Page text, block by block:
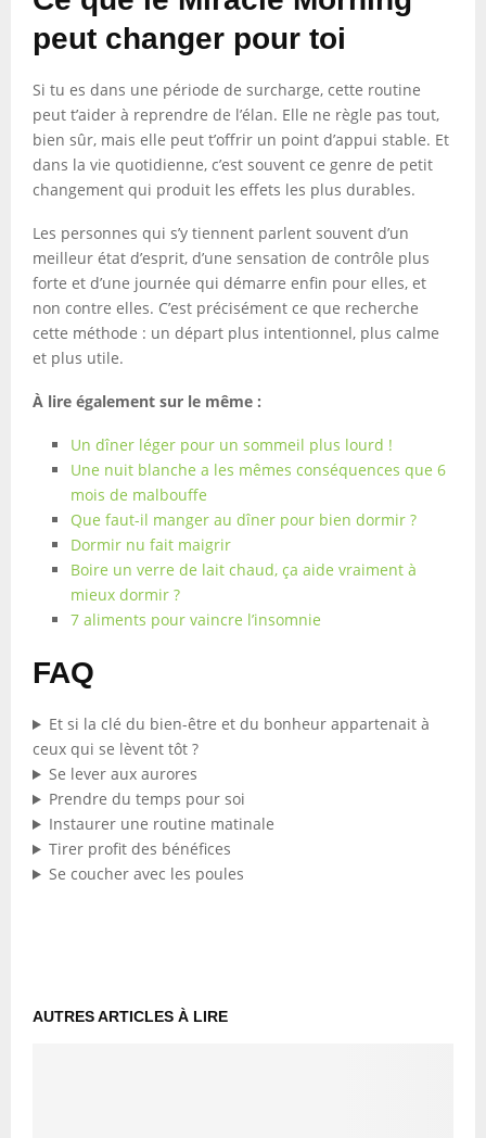
peut changer pour toi
Si tu es dans une période de surcharge, cette routine
peut t’aider à reprendre de l’élan. Elle ne règle pas tout,
bien sûr, mais elle peut t’offrir un point d’appui stable. Et
dans la vie quotidienne, c’est souvent ce genre de petit
changement qui produit les effets les plus durables.
Les personnes qui s’y tiennent parlent souvent d’un
meilleur état d’esprit, d’une sensation de contrôle plus
forte et d’une journée qui démarre enfin pour elles, et
non contre elles. C’est précisément ce que recherche
cette méthode : un départ plus intentionnel, plus calme
et plus utile.
À lire également sur le même :
Un dîner léger pour un sommeil plus lourd !
Une nuit blanche a les mêmes conséquences que 6
mois de malbouffe
Que faut-il manger au dîner pour bien dormir ?
Dormir nu fait maigrir
Boire un verre de lait chaud, ça aide vraiment à
mieux dormir ?
7 aliments pour vaincre l’insomnie
FAQ
Et si la clé du bien-être et du bonheur appartenait à
ceux qui se lèvent tôt ?
Se lever aux aurores
Prendre du temps pour soi
Instaurer une routine matinale
Tirer profit des bénéfices
Se coucher avec les poules
AUTRES ARTICLES À LIRE